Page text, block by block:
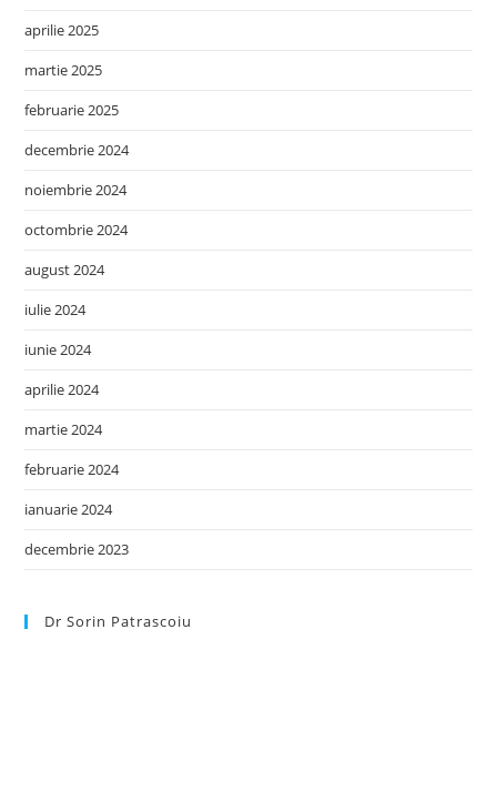
aprilie 2025
martie 2025
februarie 2025
decembrie 2024
noiembrie 2024
octombrie 2024
august 2024
iulie 2024
iunie 2024
aprilie 2024
martie 2024
februarie 2024
ianuarie 2024
decembrie 2023
Dr Sorin Patrascoiu